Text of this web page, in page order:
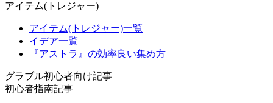
アイテム(トレジャー)
アイテム(トレジャー)一覧
イデア一覧
『アストラ』の効率良い集め方
グラブル初心者向け記事
初心者指南記事